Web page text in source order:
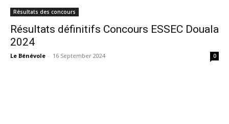
Résultats des concours
Résultats définitifs Concours ESSEC Douala
2024
Le Bénévole - 16 September 2024 0